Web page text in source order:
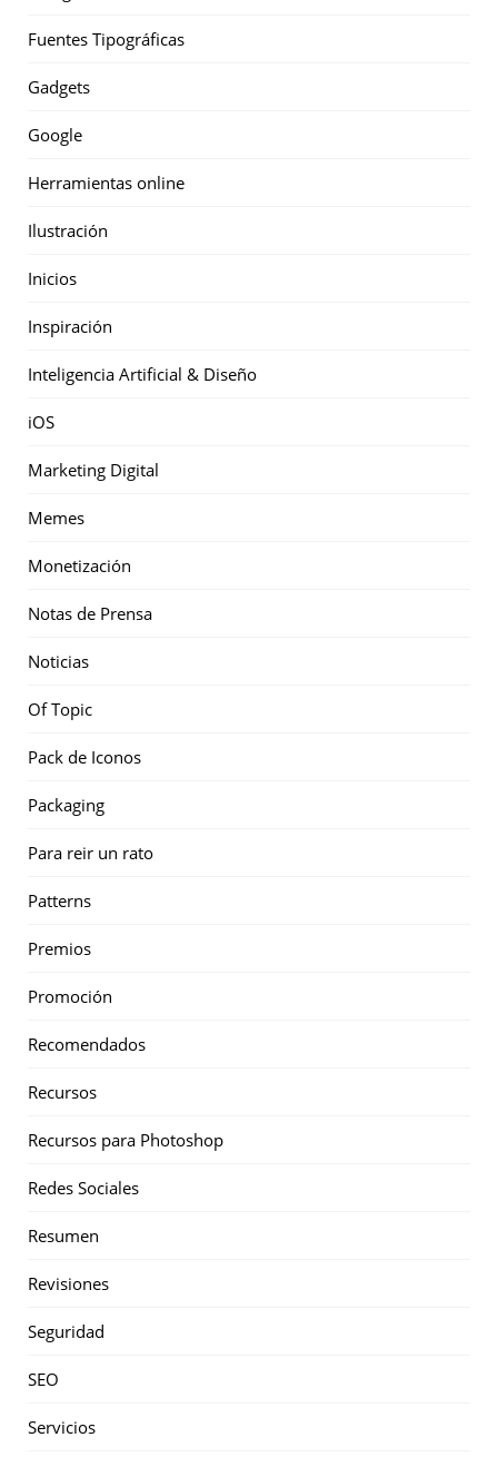
Fuentes Tipográficas
Gadgets
Google
Herramientas online
Ilustración
Inicios
Inspiración
Inteligencia Artificial & Diseño
iOS
Marketing Digital
Memes
Monetización
Notas de Prensa
Noticias
Of Topic
Pack de Iconos
Packaging
Para reir un rato
Patterns
Premios
Promoción
Recomendados
Recursos
Recursos para Photoshop
Redes Sociales
Resumen
Revisiones
Seguridad
SEO
Servicios